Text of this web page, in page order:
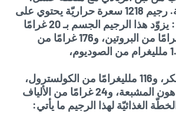
وكوب من الفراولة. رجيم 1218 سعرة حراريّة يحتوي على
محلّيات غير غذائيّة: يزوّد هذا الرجيم الجسم بـ 20 غرامًا
من الدهون، و70 غرامًا من البروتين، و176 غرامًا من
و86 غرامًا من السكر، و116 ملليغرامًا من الكولسترول،
و5 غرامات من الدهون المشبعة، و24 غرامًا من الألياف
الغذائيّة لهذا الرجيم ما يأتي: